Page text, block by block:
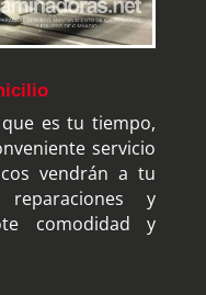
es tu tiempo,
servicio
vendrán a tu
y
comodidad y